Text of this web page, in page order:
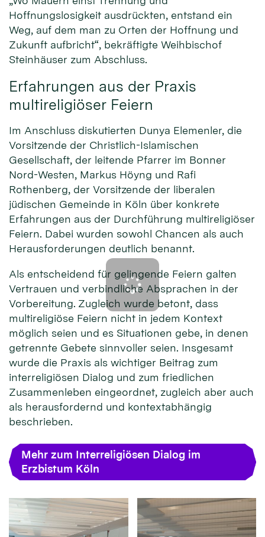
Hoffnungslosigkeit ausdrückten, entstand ein
Weg, auf dem man zu Orten der Hoffnung und
Zukunft aufbricht“, bekräftigte Weihbischof
Steinhäuser zum Abschluss.
Erfahrungen aus der Praxis
multireligiöser Feiern
Im Anschluss diskutierten Dunya Elemenler, die
Vorsitzende der Christlich-Islamischen
Gesellschaft, der leitende Pfarrer im Bonner
Nord-Westen, Markus Höyng und Rafi
Rothenberg, der Vorsitzende der liberalen
jüdischen Gemeinde in Köln über konkrete
Erfahrungen aus der Durchführung multireligiöser
Feiern. Dabei wurden sowohl Chancen als auch
Herausforderungen deutlich benannt.
Als entscheidend für gelingende Feiern galten
Vertrauen und verbindliche Absprachen in der
Vorbereitung. Zugleich wurde betont, dass
multireligiöse Feiern nicht in jedem Kontext
möglich seien und es Situationen gebe, in denen
getrennte Gebete sinnvoller seien. Insgesamt
wurde die Praxis als wichtiger Beitrag zum
interreligiösen Dialog und zum friedlichen
Zusammenleben eingeordnet, zugleich aber auch
als herausfordernd und kontextabhängig
beschrieben.
Mehr zum Interreligiösen Dialog im
Erzbistum Köln